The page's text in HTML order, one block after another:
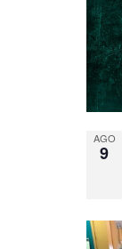
AGO
9